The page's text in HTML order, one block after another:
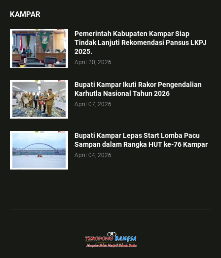
KAMPAR
Pemerintah Kabupaten Kampar Siap
Tindak Lanjuti Rekomendasi Pansus LKPJ
2025.
April 20, 2026
Bupati Kampar Ikuti Rakor Pengendalian
Karhutla Nasional Tahun 2026
April 07, 2026
Bupati Kampar Lepas Start Lomba Pacu
Sampan dalam Rangka HUT ke-76 Kampar
April 04, 2026